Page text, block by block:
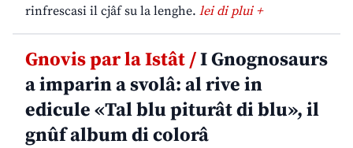
rinfrescasi il cjâf su la lenghe. lei di plui +
Gnovis par la Istât /I Gnognosaurs
a imparin a svolâ: al rive in
edicule «Tal blu piturât di blu», il
gnûf album di colorâ